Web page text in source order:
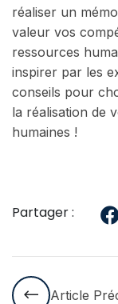
réaliser un
valeur vos
ressources
inspirer par les
conseils pour
la réalisation de
humaines !
Partager :
Article